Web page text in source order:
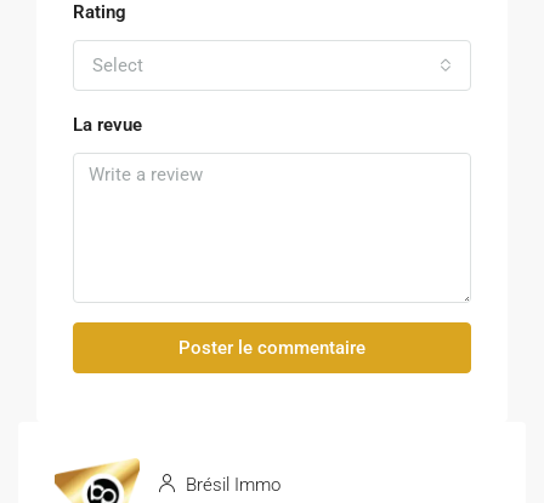
Rating
Select
La revue
Poster le commentaire
Brésil Immo